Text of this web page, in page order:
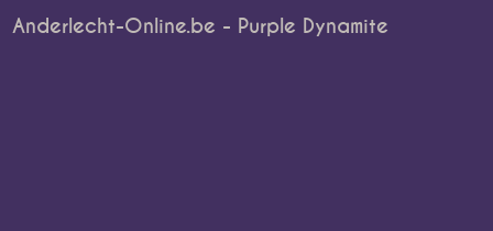
Anderlecht-Online.be - Purple Dynamite